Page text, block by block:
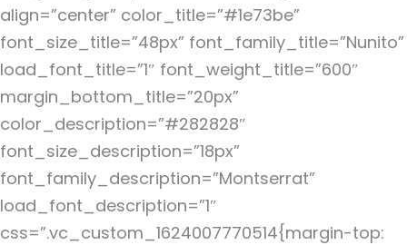
align=”center” color_title=”#1e73be”
font_size_title=”48px” font_family_title=”Nunito”
load_font_title=”1″ font_weight_title=”600″
margin_bottom_title=”20px”
color_description=”#282828″
font_size_description=”18px”
font_family_description=”Montserrat”
load_font_description=”1″
css=”.vc_custom_1624007770514{margin-top: